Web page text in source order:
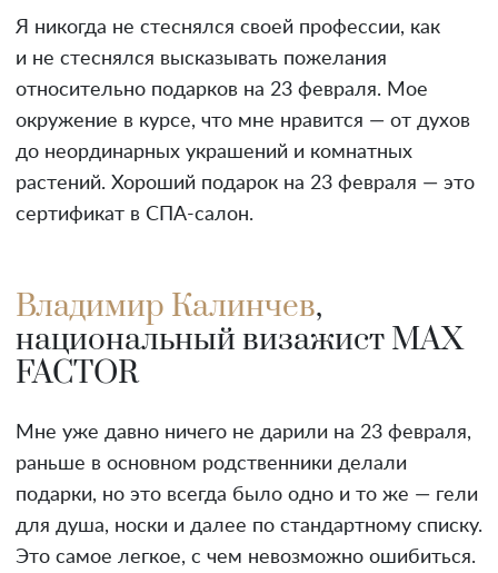
Я никогда не стеснялся своей профессии, как
и не стеснялся высказывать пожелания
относительно подарков на 23 февраля. Мое
окружение в курсе, что мне нравится — от духов
до неординарных украшений и комнатных
растений. Хороший подарок на 23 февраля — это
сертификат в СПА-салон.
Владимир Калинчев,
национальный визажист MAX
FACTOR
Мне уже давно ничего не дарили на 23 февраля,
раньше в основном родственники делали
подарки, но это всегда было одно и то же — гели
для душа, носки и далее по стандартному списку.
Это самое легкое, с чем невозможно ошибиться.